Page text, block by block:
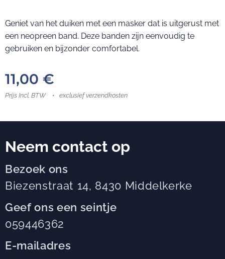
Geniet van het duiken met een masker dat is uitgerust met
een neopreen band. Deze banden zijn eenvoudig te
gebruiken en bijzonder comfortabel.
11,00 €
Prijs Incl. BTW exclusief verzendkosten
Neem contact op
Bezoek ons
Biezenstraat 14, 8430 Middelkerke
Geef ons een seintje
059446362
E-mailadres